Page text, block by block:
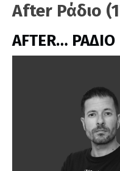
After Ράδιο
AFTER… ΡΑΔΙΟ